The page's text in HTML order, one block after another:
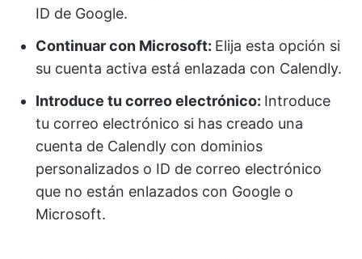
ID de Google.
Continuar con Microsoft: Elija esta opción si
su cuenta activa está enlazada con Calendly.
Introduce tu correo electrónico: Introduce
tu correo electrónico si has creado una
cuenta de Calendly con dominios
personalizados o ID de correo electrónico
que no están enlazados con Google o
Microsoft.